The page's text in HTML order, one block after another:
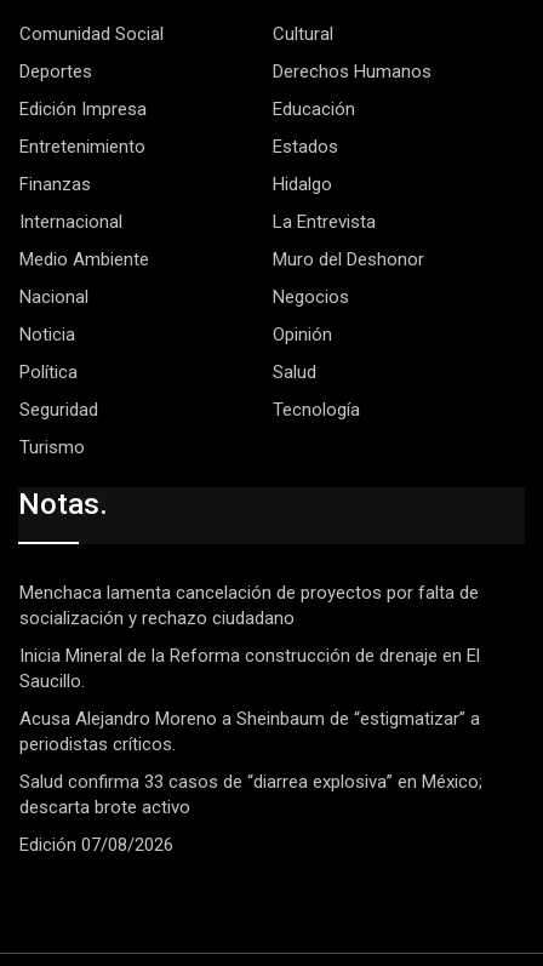
Comunidad Social
Cultural
Deportes
Derechos Humanos
Edición Impresa
Educación
Entretenimiento
Estados
Finanzas
Hidalgo
Internacional
La Entrevista
Medio Ambiente
Muro del Deshonor
Nacional
Negocios
Noticia
Opinión
Política
Salud
Seguridad
Tecnología
Turismo
Notas.
Menchaca lamenta cancelación de proyectos por falta de
socialización y rechazo ciudadano
Inicia Mineral de la Reforma construcción de drenaje en El
Saucillo.
Acusa Alejandro Moreno a Sheinbaum de “estigmatizar” a
periodistas críticos.
Salud confirma 33 casos de “diarrea explosiva” en México;
descarta brote activo
Edición 07/08/2026